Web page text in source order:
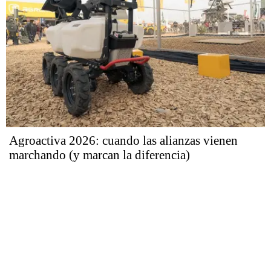
Agroactiva 2026: cuando las alianzas vienen
marchando (y marcan la diferencia)